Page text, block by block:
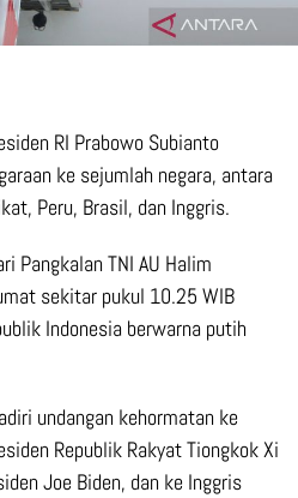
RI Prabowo Subianto
ke sejumlah negara, antara
Peru, Brasil, dan Inggris.
Pangkalan TNI AU Halim
sekitar pukul 10.25 WIB
Indonesia berwarna putih
undangan kehormatan ke
Republik Rakyat Tiongkok Xi
Joe Biden, dan ke Inggris